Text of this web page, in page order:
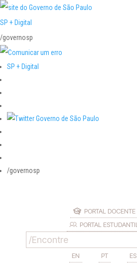
SP + Digital
/governosp
SP + Digital
/governosp
PORTAL DOCENTE
PORTAL ESTUDANTIL
EN PT ES